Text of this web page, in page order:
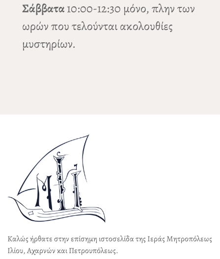
Σάββατα10:00-12:30 μόνο, πλην των
ωρών που τελούνται ακολουθίες
μυστηρίων.
Καλώς ήρθατε στην επίσημη ιστοσελίδα της Ιεράς Μητροπόλεως
Ιλίου, Αχαρνών και Πετρουπόλεως.